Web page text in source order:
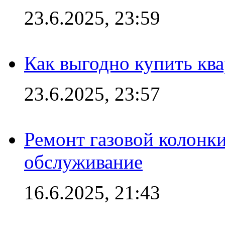
23.6.2025, 23:59
Как выгодно купить
23.6.2025, 23:57
Ремонт газовой
обслуживание
16.6.2025, 21:43